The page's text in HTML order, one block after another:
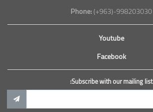
Phone:(+963)-998203030
Youtube
Facebook
Subscribe with our mailing list: